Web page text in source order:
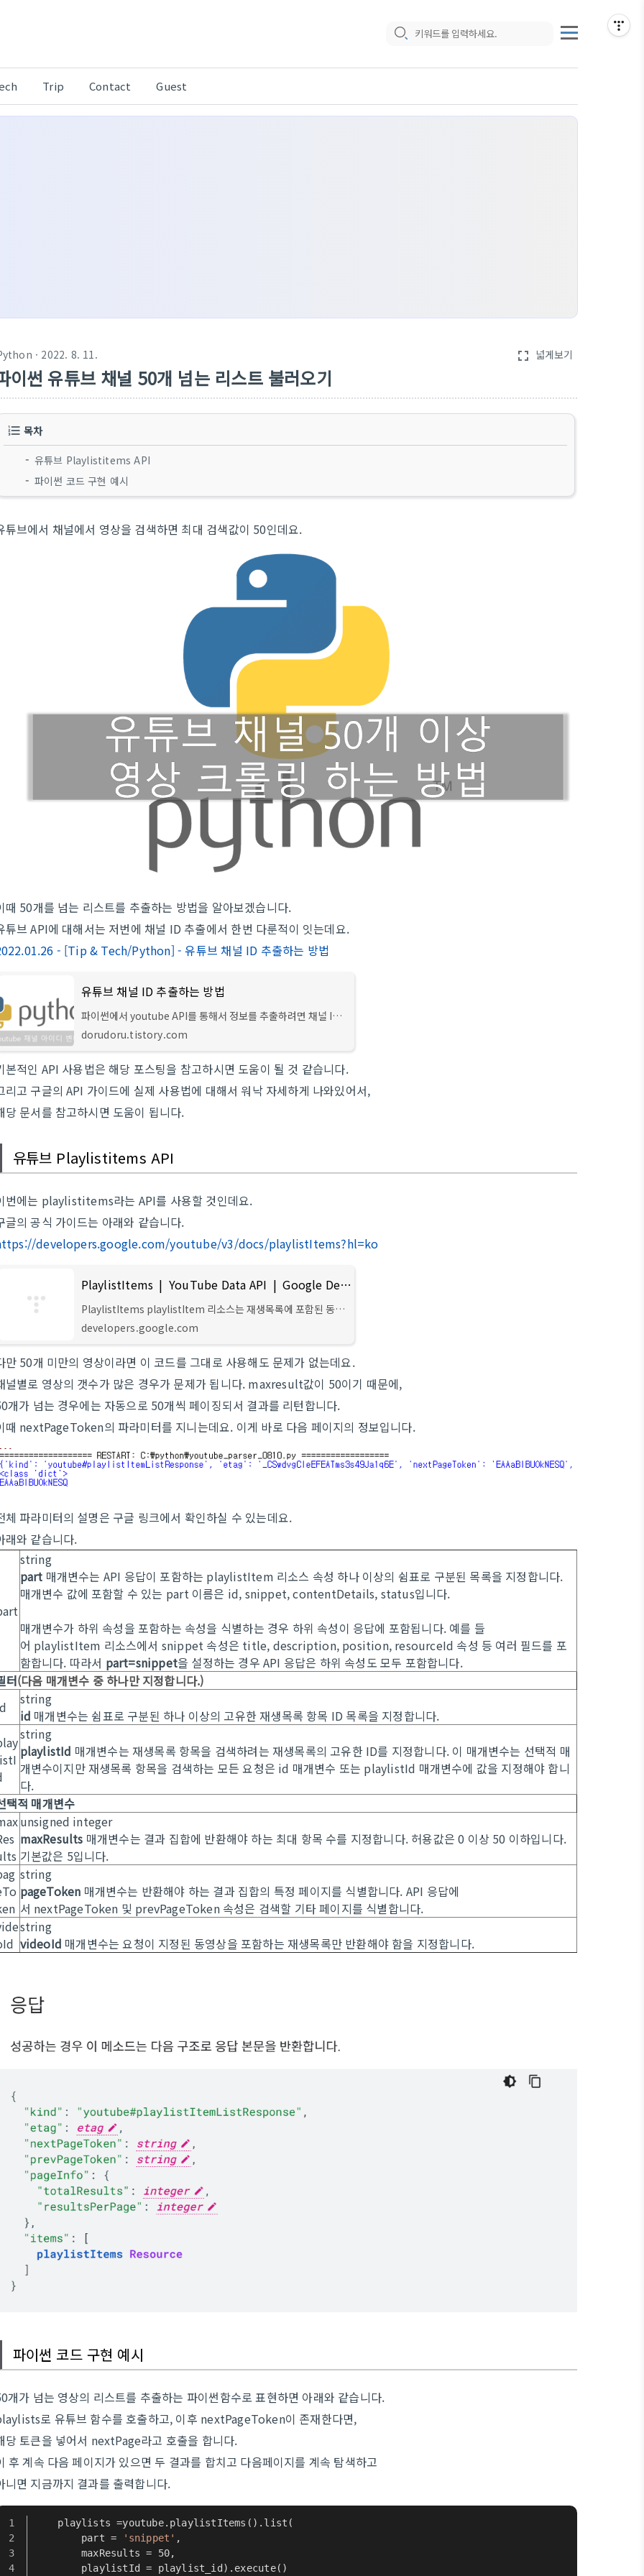
Trip Contact Guest
· 2022. 8. 11. fullscreen 넓게보기
이썬 유튜브 채널 50개 넘는 리스트 불러오기
목차
유튜브 Playlistitems API
파이썬 코드 구현 예시
튜브에서 채널에서 영상을 검색하면 최대 검색값이 50인데요.
때 50개를 넘는 리스트를 추출하는 방법을 알아보겠습니다.
튜브 API에 대해서는 저번에 채널 ID 추출에서 한번 다룬적이 잇는데요.
- [Tip & Tech/Python] - 유튜브 채널 ID 추출하는 방법
유튜브 채널 ID 추출하는 방법
파이썬에서 youtube API를 통해서 정보를 추출하려면 채널 ID
라는 항목이 나오는데요. 2021.12.30 - [Tip & Tech/Python]
- 파이썬 유튜브 API 연동하기 파이썬 유튜브 API 연동하기 저번
dorudoru.tistory.com
본적인 API 사용법은 해당 포스팅을 참고하시면 도움이 될 것 같습니다.
리고 구글의 API 가이드에 실제 사용법에 대해서 워낙 자세하게 나와있어서,
당 문서를 참고하시면 도움이 됩니다.
유튜브 Playlistitems API
번에는 playlistitems라는 API를 사용할 것인데요.
글의 공식 가이드는 아래와 같습니다.
developers.google.com/youtube/v3/docs/playlistItems?hl=ko
PlaylistItems | YouTube Data API | Google Developers
PlaylistItems playlistItem 리소스는 재생목록에 포함된 동영
상과 같은 다른 리소스를 식별합니다. 또한 playlistItem 리소스
에는 재생목록에서 리소스가 사용되는 방식과 관련하여 포함된
developers.google.com
만 50개 미만의 영상이라면 이 코드를 그대로 사용해도 문제가 없는데요.
널별로 영상의 갯수가 많은 경우가 문제가 됩니다. maxresult값이 50이기 때문에,
개가 넘는 경우에는 자동으로 50개씩 페이징되서 결과를 리턴합니다.
때 nextPageToken의 파라미터를 지니는데요. 이게 바로 다음 페이지의 정보입니다.
체 파라미터의 설명은 구글 링크에서 확인하실 수 있는데요.
래와 같습니다.
string
part 매개변수는 API 응답이 포함하는 playlistItem 리소스 속성 하나 이상의 쉼표로 구분된 목록을 지정합니다.
매개변수 값에 포함할 수 있는 part 이름은 id, snippet,contentDetails, status입니다.
매개변수가 하위 속성을 포함하는 속성을 식별하는 경우 하위 속성이 응답에 포함됩니다. 예를 들
어 playlistItem 리소스에서 snippet 속성은 title, description, position, resourceId 속성 등 여러 필드를 포
함합니다. 따라서 part=snippet을 설정하는 경우 API 응답은 하위 속성도 모두 포함합니다.
터(다음 매개변수 중 하나만 지정합니다.)
string
id 매개변수는 쉼표로 구분된 하나 이상의 고유한 재생목록 항목 ID 목록을 지정합니다.
string
playlistId 매개변수는 재생목록 항목을 검색하려는 재생목록의 고유한 ID를 지정합니다. 이 매개변수는 선택적 매
개변수이지만 재생목록 항목을 검색하는 모든 요청은 id 매개변수 또는 playlistId 매개변수에 값을 지정해야 합니
다.
택적 매개변수
unsigned integer
maxResults 매개변수는 결과 집합에 반환해야 하는 최대 항목 수를 지정합니다. 허용값은 0 이상 50 이하입니다.
기본값은 5입니다.
string
pageToken 매개변수는 반환해야 하는 결과 집합의 특정 페이지를 식별합니다. API 응답에
서 nextPageToken 및 prevPageToken 속성은 검색할 기타 페이지를 식별합니다.
string
videoId 매개변수는 요청이 지정된 동영상을 포함하는 재생목록만 반환해야 함을 지정합니다.
파이썬 코드 구현 예시
개가 넘는 영상의 리스트를 추출하는 파이썬함수로 표현하면 아래와 같습니다.
로 유튜브 함수를 호출하고, 이후 nextPageToken이 존재한다면,
당 토큰을 넣어서 nextPage라고 호출을 합니다.
후 계속 다음 페이지가 있으면 두 결과를 합치고 다음페이지를 계속 탐색하고
니면 지금까지 결과를 출력합니다.
    playlists =youtube.playlistItems().list(
        part =
'snippet' ,
        maxResults = 50,
        playlistId = playlist_id).execute()